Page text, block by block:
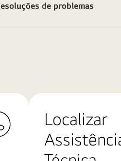
de problemas
Localizar